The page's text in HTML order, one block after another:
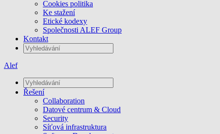
Cookies politika
Ke stažení
Etické kodexy
Společnosti ALEF Group
Kontakt
Alef
Řešení
Collaboration
Datové centrum & Cloud
Security
Síťová infrastruktura